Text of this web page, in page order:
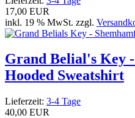
17,00 EUR
inkl. 19 % MwSt. zzgl.
Grand Belial's Key
Hooded Sweatshirt
Lieferzeit: 3-4 Tage
40,00 EUR